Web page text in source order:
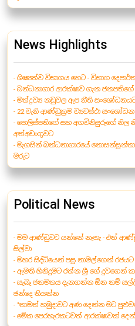
News Highlights
- ශිෂ්‍යත්ව විභාගය හෙට - විභාග
- බන්ධනාගාර ආරක්ෂාව ගැන
- මත්ද්‍රව්‍ය නඩුවල ඇප නීති
- 22 වැනි ආණ්ඩුක්‍රම ව්‍යවස්ථා
- පොලිස්පතිගේ සහ අගවිනිසුරුගේ නිල
අත්අඩංගුවට
- මැගසින් බන්ධනාගාරයේ
මරුට
Political News
- මම ආණ්ඩුවට යන්නේ නැහැ - එත්
සිල්වා
- මහර සිද්ධියෙන් පසු නාමල්ගෙන් රජයට
- ඇමති හිනිදුමට රත්න ශ්‍රී ගේ දුවගෙන්
- සැබෑ ජනමතය දැනගන්න ඕන නම්
ඡන්දෙ තියන්න
- "තාමත් හමුදාවට අණ දෙන්න මට
- මේක පෙරහැරකටවත් ආරක්ෂාවක්